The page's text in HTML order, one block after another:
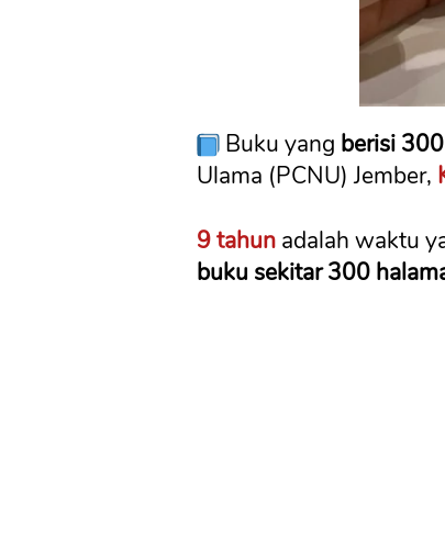
Buku yang berisi
Ulama (PCNU) Jember,
9 tahun adalah waktu
buku sekitar 300